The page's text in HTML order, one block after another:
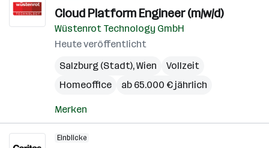
Cloud Platform Engineer (m/w/d)
Wüstenrot Technology GmbH
Heute veröffentlicht
Salzburg (Stadt),Wien
Vollzeit
Homeoffice
ab 65.000 € jährlich
Merken
Einblicke